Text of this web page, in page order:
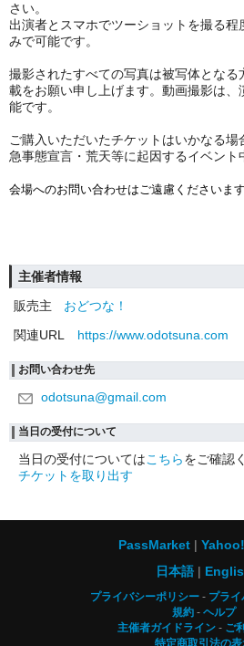
さい。
出演者とスマホでツーショットを撮る
みで可能です。
撮影されたすべての写真は被写体となる
載をお願い申し上げます。動画撮影は
能です。
ご購入いただいたチケットはいかなる
急事態宣言・荒天等に起因するイベント
会場へのお問い合わせはご遠慮くださいま
主催者情報
販売主
おどつな！
関連URL
https://www.odotsuna.com
お問い合わせ先
odotsuna@gmail.com
当日の受付について
当日の受付についてはこちらをご確認
チケットを取り出す
PassMarket
日本語
プライバシーポリシー
プラ
規約
ヘルプ
主催者ガイドライン
ご
特定商取引法の